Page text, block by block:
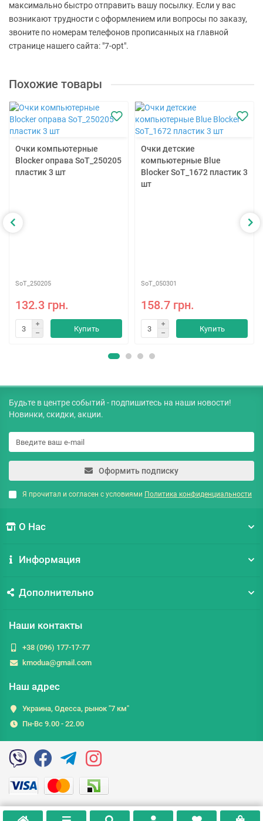
максимально быстро отправить вашу посылку. Если у вас
возникают трудности с оформлением или вопросы по заказу,
звоните по номерам телефонов прописанных на главной
странице нашего сайта: "7-opt".
Похожие товары
Очки компьютерные
Blocker оправа SoT_250205
пластик 3 шт
SoT_250205
132.3 грн.
Купить
Очки детские
компьютерные Blue
Blocker SoT_1672 пластик 3
шт
SoT_050301
158.7 грн.
Купить
Будьте в центре событий - подпишитесь на наши новости!
Новинки, скидки, акции.
Оформить подписку
Я прочитал и согласен с условиями Политика конфиденциальности
О Нас
Информация
Дополнительно
Наши контакты
+38 (096) 177-17-77
kmodua@gmail.com
Наш адрес
Украина, Одесса, рынок "7 км"
Пн-Вс 9.00 - 22.00